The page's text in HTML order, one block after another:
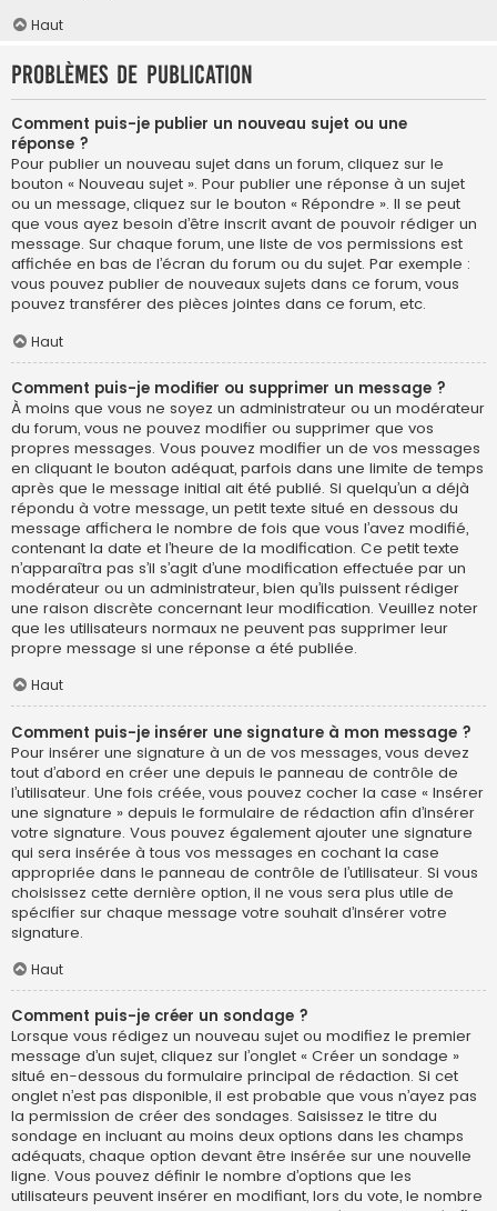
Haut
Problèmes de publication
Comment puis-je publier un nouveau sujet ou une
réponse ?
Pour publier un nouveau sujet dans un forum, cliquez sur le
bouton « Nouveau sujet ». Pour publier une réponse à un sujet
ou un message, cliquez sur le bouton « Répondre ». Il se peut
que vous ayez besoin d’être inscrit avant de pouvoir rédiger un
message. Sur chaque forum, une liste de vos permissions est
affichée en bas de l’écran du forum ou du sujet. Par exemple :
vous pouvez publier de nouveaux sujets dans ce forum, vous
pouvez transférer des pièces jointes dans ce forum, etc.
Haut
Comment puis-je modifier ou supprimer un message ?
À moins que vous ne soyez un administrateur ou un modérateur
du forum, vous ne pouvez modifier ou supprimer que vos
propres messages. Vous pouvez modifier un de vos messages
en cliquant le bouton adéquat, parfois dans une limite de temps
après que le message initial ait été publié. Si quelqu’un a déjà
répondu à votre message, un petit texte situé en dessous du
message affichera le nombre de fois que vous l’avez modifié,
contenant la date et l’heure de la modification. Ce petit texte
n’apparaîtra pas s’il s’agit d’une modification effectuée par un
modérateur ou un administrateur, bien qu’ils puissent rédiger
une raison discrète concernant leur modification. Veuillez noter
que les utilisateurs normaux ne peuvent pas supprimer leur
propre message si une réponse a été publiée.
Haut
Comment puis-je insérer une signature à mon message ?
Pour insérer une signature à un de vos messages, vous devez
tout d’abord en créer une depuis le panneau de contrôle de
l’utilisateur. Une fois créée, vous pouvez cocher la case « Insérer
une signature » depuis le formulaire de rédaction afin d’insérer
votre signature. Vous pouvez également ajouter une signature
qui sera insérée à tous vos messages en cochant la case
appropriée dans le panneau de contrôle de l’utilisateur. Si vous
choisissez cette dernière option, il ne vous sera plus utile de
spécifier sur chaque message votre souhait d’insérer votre
signature.
Haut
Comment puis-je créer un sondage ?
Lorsque vous rédigez un nouveau sujet ou modifiez le premier
message d’un sujet, cliquez sur l’onglet « Créer un sondage »
situé en-dessous du formulaire principal de rédaction. Si cet
onglet n’est pas disponible, il est probable que vous n’ayez pas
la permission de créer des sondages. Saisissez le titre du
sondage en incluant au moins deux options dans les champs
adéquats, chaque option devant être insérée sur une nouvelle
ligne. Vous pouvez définir le nombre d’options que les
utilisateurs peuvent insérer en modifiant, lors du vote, le nombre